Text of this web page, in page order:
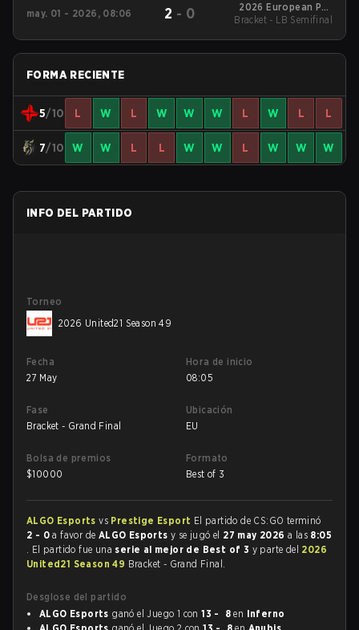
may. 01 - 2026, 08:06 2 - 0
2026 European Pro
League Regular
Bracket - LB Semifinal
FORMA RECIENTE
5/10 L W L W W W L W L L
7/10 W W L L W W L W W W
INFO DEL PARTIDO
Torneo
2026 United21 Season 49
Fecha
27 May
Hora de inicio
08:05
Fase
Bracket - Grand Final
Ubicación
EU
Bolsa de premios
$10000
Formato
Best of 3
ALGO Esportsvs Prestige Esport El partido de CS:GO terminó
2 - 0 a favor de ALGO Esportsy se jugó el 27 may 2026a las 8:05
. El partido fue una serie al mejor de Best of 3 y parte del 2026
United21 Season 49 Bracket - Grand Final.
Desglose del partido
ALGO Esports ganó el Juego 1 con13 - 8 en Inferno